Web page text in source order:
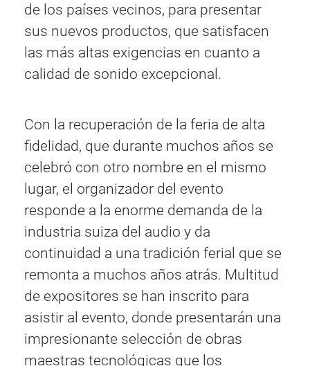
de los países vecinos, para presentar
sus nuevos productos, que satisfacen
las más altas exigencias en cuanto a
calidad de sonido excepcional.
Con la recuperación de la feria de alta
fidelidad, que durante muchos años se
celebró con otro nombre en el mismo
lugar, el organizador del evento
responde a la enorme demanda de la
industria suiza del audio y da
continuidad a una tradición ferial que se
remonta a muchos años atrás. Multitud
de expositores se han inscrito para
asistir al evento, donde presentarán una
impresionante selección de obras
maestras tecnológicas que los